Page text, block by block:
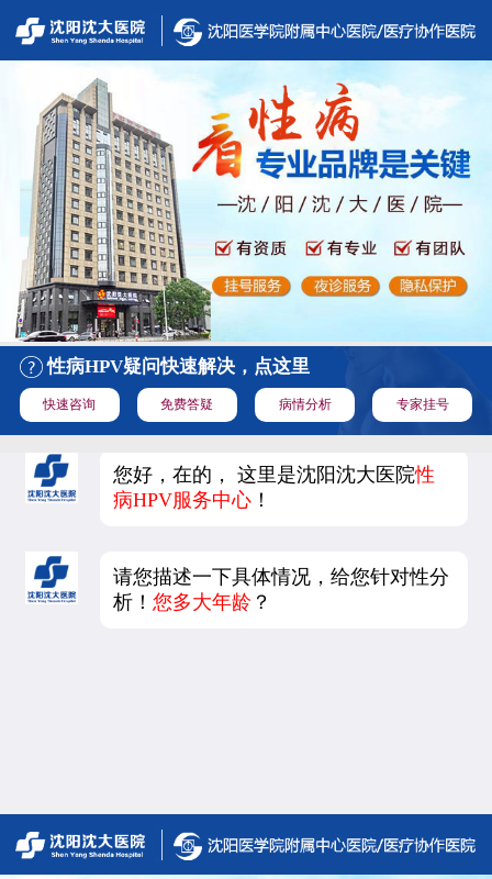
性病HPV疑问快速解决，点这里
快速咨询 免费答疑 病情分析 专家挂号
您好，在的， 这里是沈阳沈大医院性
病HPV服务中心 ！
请您描述一下具体情况，给您针对性分
析！您多大年龄 ？